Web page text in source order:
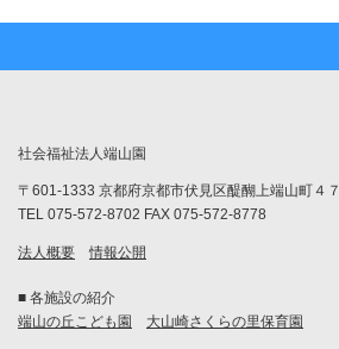
社会福祉法人端山園
〒601-1333 京都府京都市伏見区醍醐上端山町４７
TEL 075-572-8702 FAX 075-572-8778
法人概要 情報公開
■ 各施設の紹介
端山の丘こども園
大山崎さくらの里保育園